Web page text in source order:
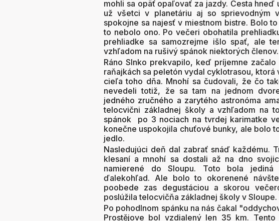
mohli sa opäť opaľovať za jazdy. Cesta
už všetci v planetáriu aj so sprievodným
spokojne sa najesť v miestnom bistre. Bolo
to nebolo ono. Po večeri obohatila
prehliadke sa samozrejme išlo spať, ale
vzhľadom na rušivý spánok niektorých členov.
Ráno Slnko prekvapilo, keď príjemne
raňajkách sa peletón vydal cyklotrasou,
cieľa toho dňa. Mnohí sa čudovali, že čo
nevedeli totiž, že sa tam na jednom
jedného zručného a zarytého astronóma
telocvični základnej školy a vzhľadom na
spánok
po 3 nociach na tvrdej karimatke
konečne uspokojila chuťové bunky, ale bolo
jedlo.
Nasledujúci deň dal zabrať snáď každému.
klesaní a mnohí sa dostali až na dno
namierené do Sloupu. Toto bola
ďalekohľad. Ale bolo to okorenené
poobede zas degustáciou a skorou
poslúžila telocvičňa základnej školy v Sloupe.
Po pohodlnom spánku na nás čakal
Prostějove bol vzdialený len 35 km.